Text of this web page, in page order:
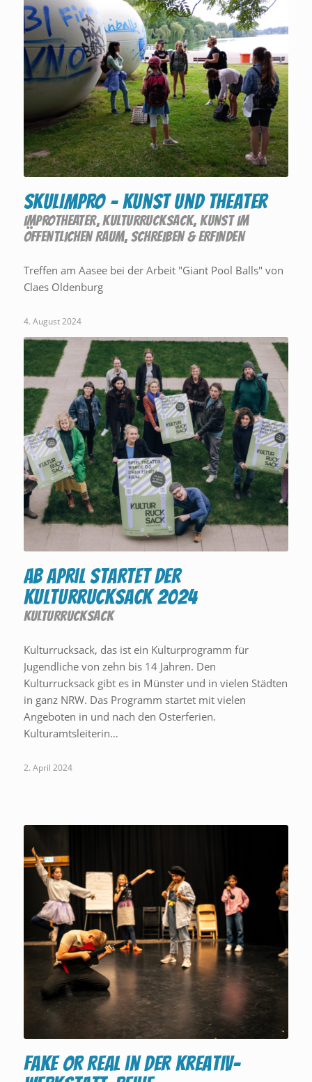
SKULIMPRO – Kunst und Theater
IMPROTHEATER,KULTURRUCKSACK,KUNST IM
ÖFFENTLICHEN RAUM, SCHREIBEN & ERFINDEN
Treffen am Aasee bei der Arbeit "Giant Pool Balls" von
Claes Oldenburg
4. August 2024
Ab April startet der
Kulturrucksack 2024
KULTURRUCKSACK
Kulturrucksack, das ist ein Kulturprogramm für
Jugendliche von zehn bis 14 Jahren. Den
Kulturrucksack gibt es in Münster und in vielen Städten
in ganz NRW. Das Programm startet mit vielen
Angeboten in und nach den Osterferien.
Kulturamtsleiterin…
2. April 2024
FAKE or REAL in der Kreativ-